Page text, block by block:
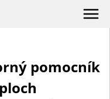
pomocník